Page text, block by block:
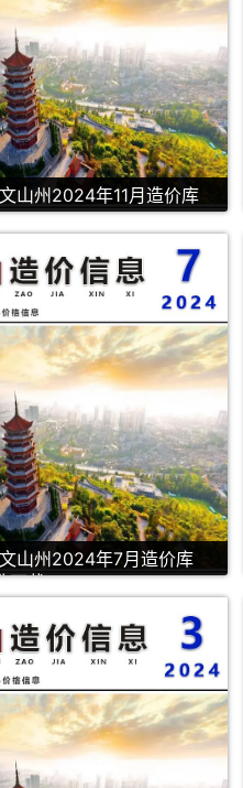
文山州2024年11月造价库
文山州2024年7月造价库
下载